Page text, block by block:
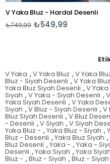
Yaka Bluz - Hardal Desenli
₺549,99
V Yaka , V Yaka Bluz , V Yaka
Bluz - Siyah Desenli , V Yaka
Yaka Bluz Siyah Desenli , V
Siyah , V Yaka - Siyah Desenli ,
Yaka Siyah Desenli , V Yaka
Siyah , V Bluz - Siyah Desenli , V
Bluz Siyah Desenli , V Bluz
- Desenli , V Siyah , V Siyah
Yaka Bluz - , Yaka Bluz - Siyah ,
Bluz - Desenli , Yaka Bluz Siyah ,
Bluz Desenli , Yaka - , Yaka -
Desenli , Yaka Siyah , Yaka
Bluz - , Bluz - Siyah , Bluz -